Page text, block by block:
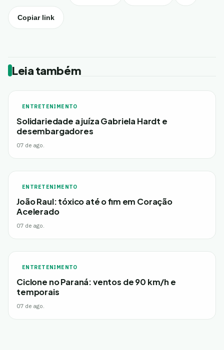
Copiar link
Leia também
ENTRETENIMENTO
Solidariedade a juíza Gabriela Hardt e
desembargadores
07 de ago.
ENTRETENIMENTO
João Raul: tóxico até o fim em Coração
Acelerado
07 de ago.
ENTRETENIMENTO
Ciclone no Paraná: ventos de 90 km/h e
temporais
07 de ago.